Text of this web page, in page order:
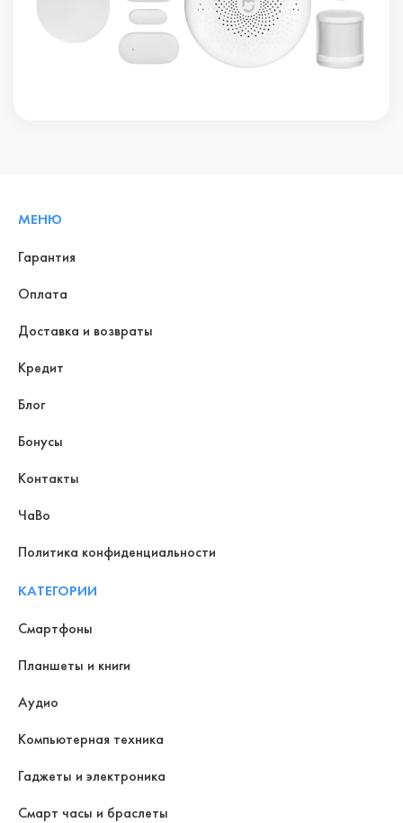
МЕНЮ
Гарантия
Оплата
Доставка и возвраты
Кредит
Блог
Бонусы
Контакты
ЧаВо
Политика конфиденциальности
КАТЕГОРИИ
Смартфоны
Планшеты и книги
Аудио
Компьютерная техника
Гаджеты и электроника
Смарт часы и браслеты